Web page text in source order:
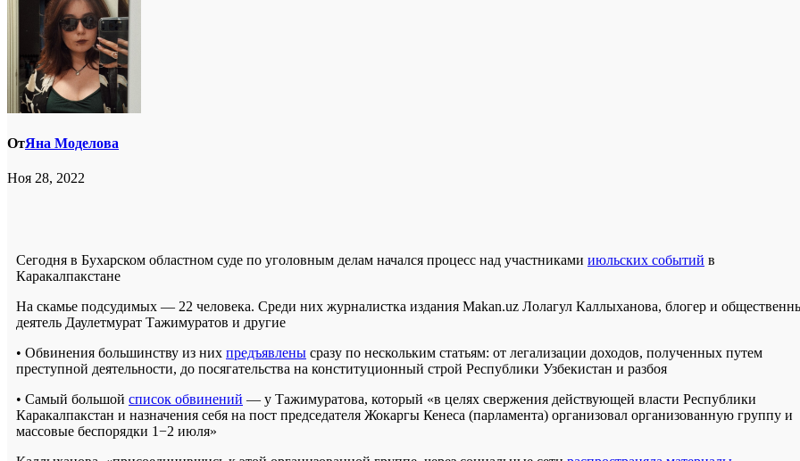
ОтЯна Моделова
Ноя 28, 2022
Сегодня в Бухарском областном суде по уголовным делам начался процесс над участниками июльских событий в
Каракалпакстане
На скамье подсудимых — 22 человека. Среди них журналистка издания Makan.uz Лолагул Каллыханова, блогер и
деятель Даулетмурат Тажимуратов и другие
• Обвинения большинству из них предъявлены сразу по нескольким статьям: от легализации доходов, полученных путем
преступной деятельности, до посягательства на конституционный строй Республики Узбекистан и разбоя
• Самый большой список обвинений — у Тажимуратова, который «в целях свержения действующей власти Республики
Каракалпакстан и назначения себя на пост председателя Жокаргы Кенеса (парламента) организовал организованную группу и
массовые беспорядки 1−2 июля»